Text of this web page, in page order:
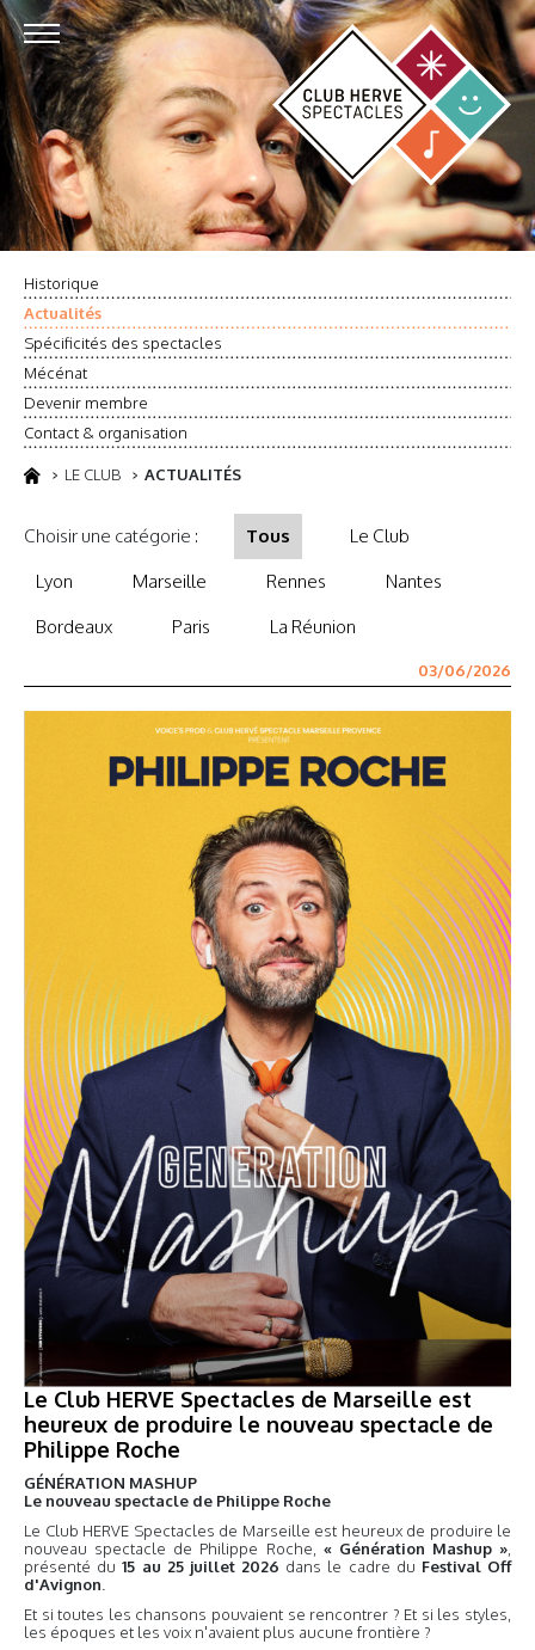
Historique
Actualités
Spécificités des spectacles
Mécénat
Devenir membre
Contact & organisation
LE CLUB ACTUALITÉS
Choisir une catégorie : Tous
Le Club
Lyon
Marseille Rennes
Nantes
Bordeaux
Paris La Réunion
03/06/2026
Le Club HERVE Spectacles de Marseille est
heureux de produire le nouveau spectacle de
Philippe Roche
GÉNÉRATION MASHUP
Le nouveau spectacle de Philippe Roche
Le Club HERVE Spectacles de Marseille est heureux de produire le
nouveau spectacle de Philippe Roche, « Génération Mashup »
présenté du15 au 25 juillet 2026 dans le cadre du Festival Off
d'Avignon
Et si toutes les chansons pouvaient se rencontrer ? Et si les styles,
les époques et les voix n'avaient plus aucune frontière ?